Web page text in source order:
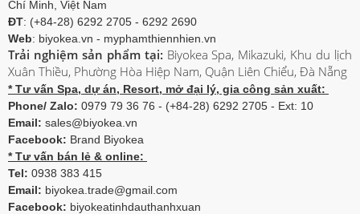
Chí Minh, Việt Nam
ĐT: (+84-28) 6292 2705 - 6292 2690
Web: biyokea.vn - myphamthiennhien.vn
Trải nghiệm sản phẩm tại: Biyokea Spa, Mikazuki, Khu du lịch
Xuân Thiều, Phường Hòa Hiệp Nam, Quận Liên Chiểu, Đà Nẵng
* Tư vấn Spa, dự án, Resort, mở đại lý, gia công sản xuất:
Phone/ Zalo: 0979 79 36 76 - (+84-28) 6292 2705 - Ext: 10
Email: sales@biyokea.vn
Facebook: Brand Biyokea
* Tư vấn bán lẻ & online:
Tel: 0938 383 415
Email: biyokea.trade@gmail.com
Facebook: biyokeatinhdauthanhxuan